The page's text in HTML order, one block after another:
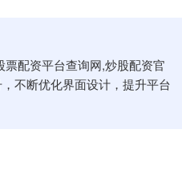
配资平台查询网,炒股配资官
不断优化界面设计，提升平台